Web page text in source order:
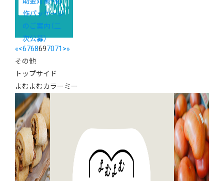
作パッケージ
のご案内（二
次公募）
«<6768697071 >»
その他
トップサイド
よむよむカラーミー